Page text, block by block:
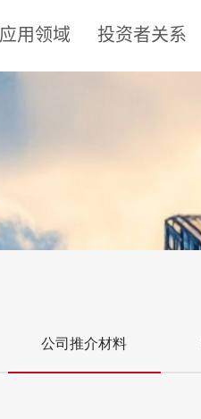
应用领域 投资者关系
公司推介材料